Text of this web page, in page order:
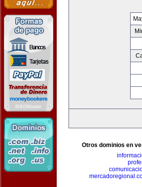
Otros dominios en